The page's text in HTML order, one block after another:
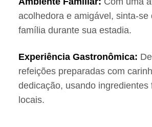
acolhedora e amigável, sinta-se
família durante sua estadia.
Experiência Gastronômica:
refeições preparadas com
dedicação, usando ingredientes
locais.